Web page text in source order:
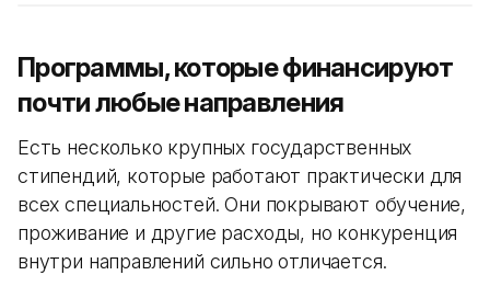
Программы, которые финансируют
почти любые направления
Есть несколько крупных государственных
стипендий, которые работают практически для
всех специальностей. Они покрывают обучение,
проживание и другие расходы, но конкуренция
внутри направлений сильно отличается.